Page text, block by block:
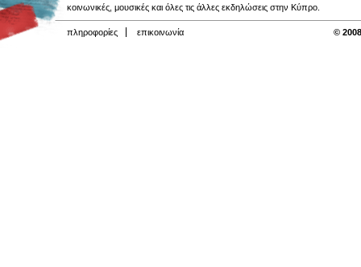
κοινωνικές, μουσικές και όλες τις άλλες εκδηλώσεις στην Κύπρο.
πληροφορίες επικοινωνία ©